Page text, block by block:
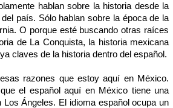
hablan sobre la historia desde la
país. Sólo hablan sobre la época de la
O porque esté buscando otras raíces
de La Conquista, la historia mexicana
claves de la historia dentro del español.
razones que estoy aquí en México.
el español aquí en México tiene una
Los Ángeles. El idioma español ocupa un